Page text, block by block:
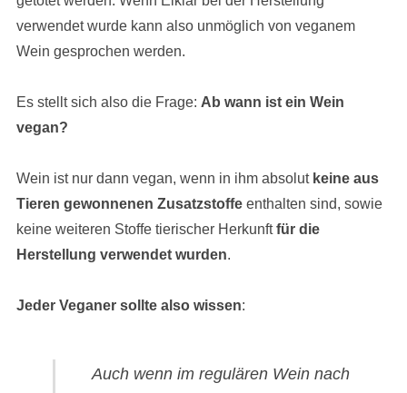
verwendet wurde kann also unmöglich von veganem
Wein gesprochen werden.
Es stellt sich also die Frage: Ab wann ist ein Wein
vegan?
Wein ist nur dann vegan, wenn in ihm absolut keine aus
Tieren gewonnenen Zusatzstoffeenthalten sind, sowie
keine weiteren Stoffe tierischer Herkunftfür die
Herstellung verwendet wurden.
Jeder Veganer sollte also wissen:
Auch wenn im regulären Wein nach